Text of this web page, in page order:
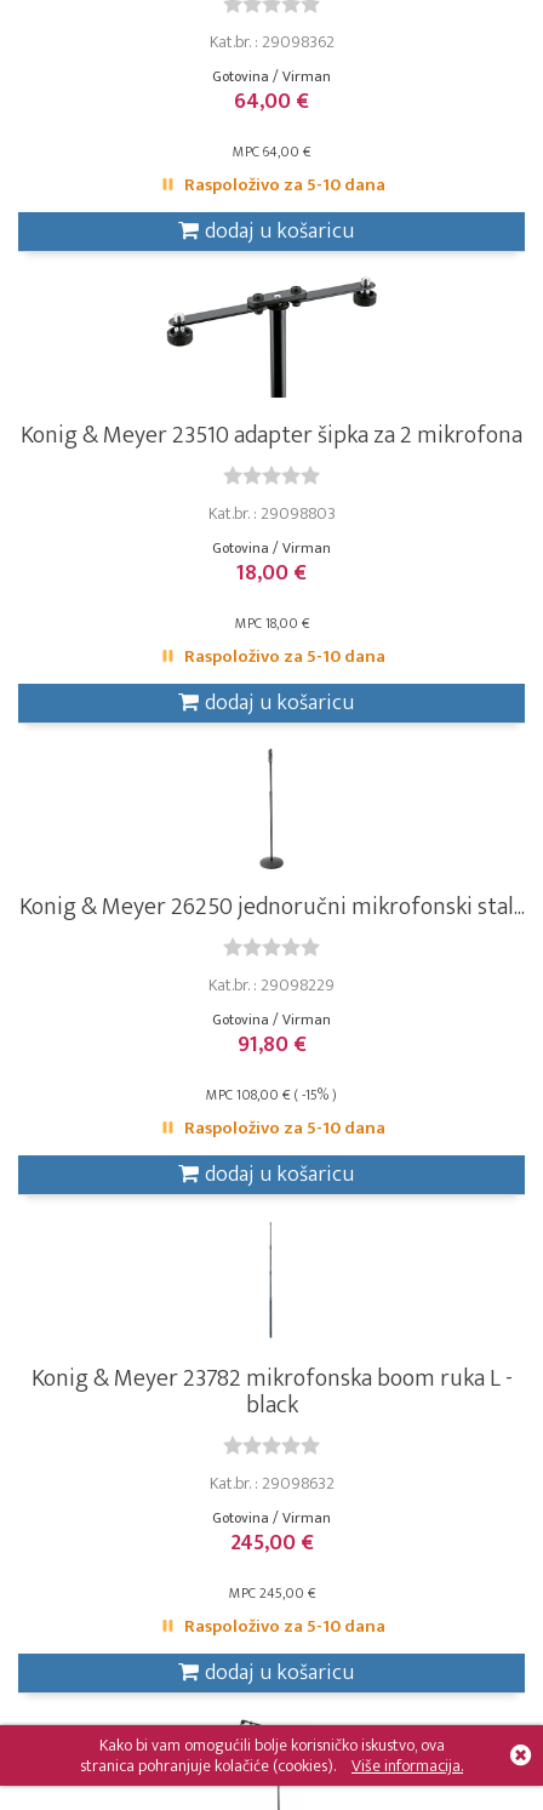
Kat.br. : 29098362
Gotovina / Virman
64,00 €
MPC 64,00 €
Raspoloživo za 5-10 dana
dodaj u košaricu
Konig & Meyer 23510 adapter šipka za 2 mikrofona
Kat.br. : 29098803
Gotovina / Virman
18,00 €
MPC 18,00 €
Raspoloživo za 5-10 dana
dodaj u košaricu
Konig & Meyer 26250 jednoručni mikrofon­ski stal...
Kat.br. : 29098229
Gotovina / Virman
91,80 €
MPC 108,00 € ( -15% )
Raspoloživo za 5-10 dana
dodaj u košaricu
Konig & Meyer 23782 mikrofonska boom ruka L -
black
Kat.br. : 29098632
Gotovina / Virman
245,00 €
MPC 245,00 €
Raspoloživo za 5-10 dana
dodaj u košaricu
Kako bi vam omogućili bolje korisničko iskustvo, ova
stranica pohranjuje kolačiće (cookies). Više informacija.